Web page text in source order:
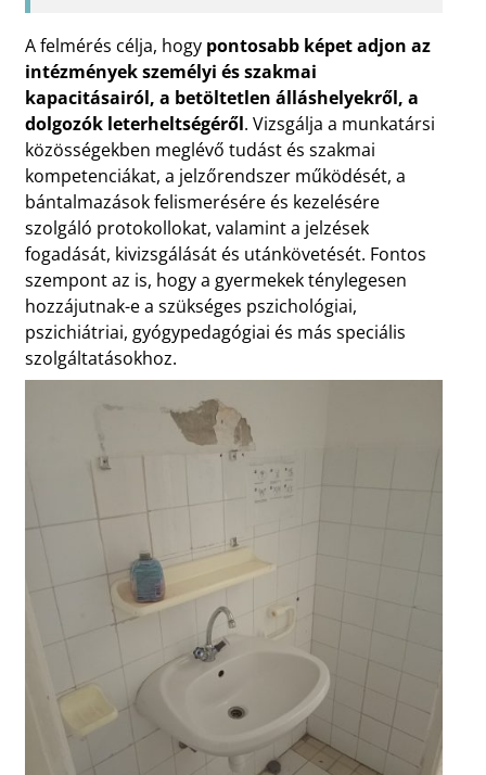
A felmérés célja, hogy pontosabb képet adjon az
intézmények személyi és szakmai
kapacitásairól, a betöltetlen álláshelyekről, a
dolgozók leterheltségéről. Vizsgálja a munkatársi
közösségekben meglévő tudást és szakmai
kompetenciákat, a jelzőrendszer működését, a
bántalmazások felismerésére és kezelésére
szolgáló protokollokat, valamint a jelzések
fogadását, kivizsgálását és utánkövetését. Fontos
szempont az is, hogy a gyermekek ténylegesen
hozzájutnak-e a szükséges pszichológiai,
pszichiátriai, gyógypedagógiai és más speciális
szolgáltatásokhoz.